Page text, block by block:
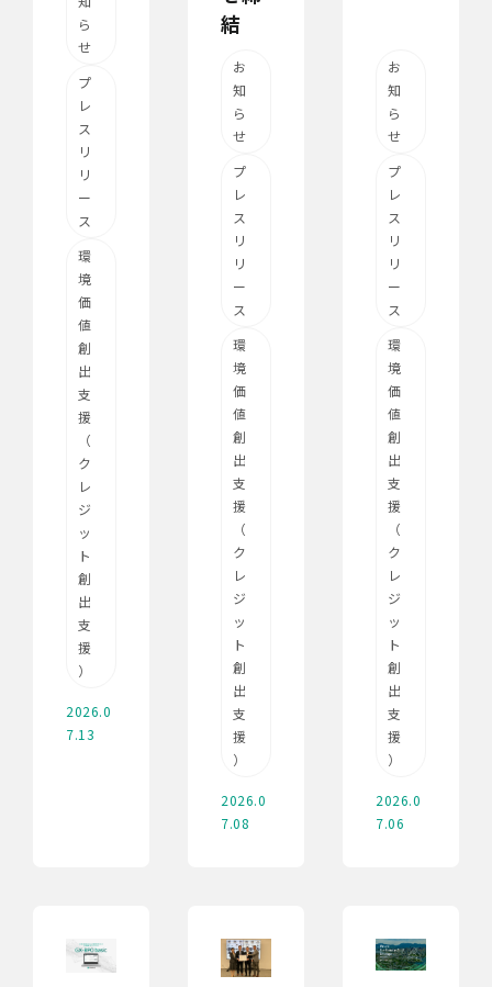
ら
せ
プ
レ
ス
リ
リ
ー
ス
環
境
価
値
創
出
支
援
（
ク
レ
ジ
ッ
ト
創
出
支
援
）
2026.0
7.13
結
お
知
ら
せ
プ
レ
ス
リ
リ
ー
ス
環
境
価
値
創
出
支
援
（
ク
レ
ジ
ッ
ト
創
出
支
援
）
2026.0
7.08
お
知
ら
せ
プ
レ
ス
リ
リ
ー
ス
環
境
価
値
創
出
支
援
（
ク
レ
ジ
ッ
ト
創
出
支
援
）
2026.0
7.06